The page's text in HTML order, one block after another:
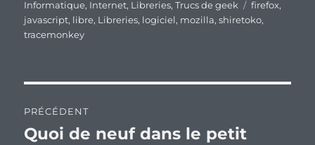
le
Informatique, Internet, Libreries,Trucs de geek Étiquettes
firefox,
javascript, libre, Libreries, logiciel, mozilla,shiretoko,
tracemonkey
de
PRÉCÉDENT
Publication
Quoi de neuf dans le petit